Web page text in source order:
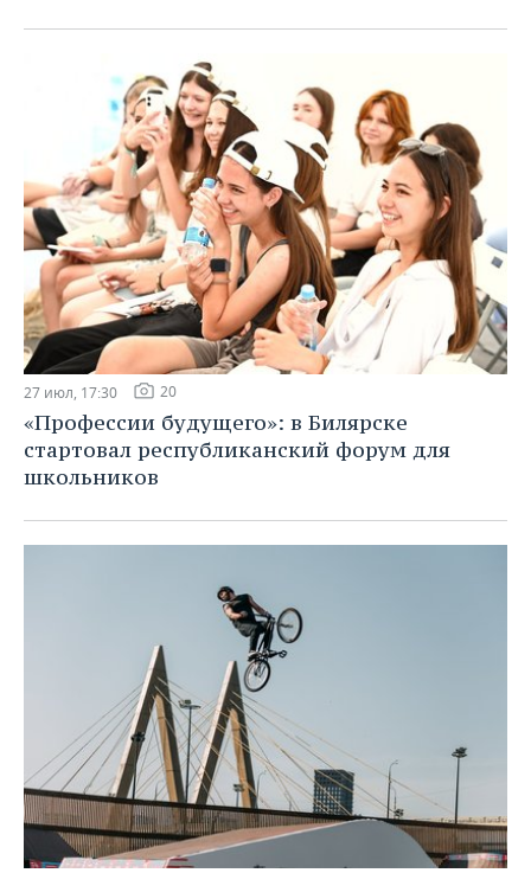
27 июл, 17:30 20
«Профессии будущего»: в Билярске
стартовал республиканский форум для
школьников